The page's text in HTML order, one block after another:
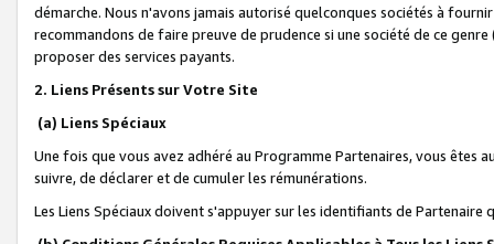
démarche. Nous n'avons jamais autorisé quelconques sociétés à
recommandons de faire preuve de prudence si une société de ce
proposer des services payants.
2. Liens Présents sur Votre Site
(a) Liens Spéciaux
Une fois que vous avez adhéré au Programme Partenaires, vous êtes
suivre, de déclarer et de cumuler les rémunérations.
Les Liens Spéciaux doivent s'appuyer sur les identifiants de Partenaire